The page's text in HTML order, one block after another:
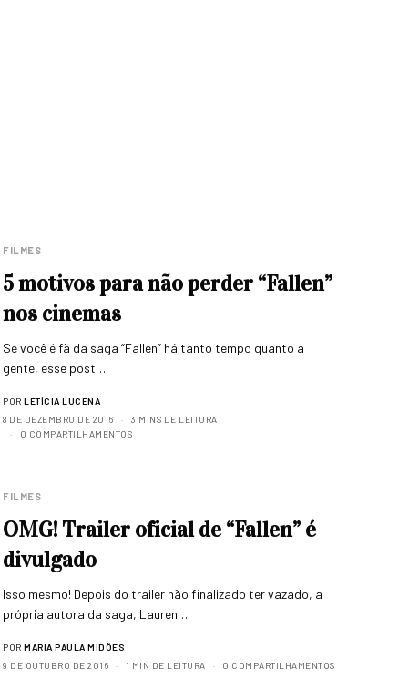
FILMES
5 motivos para não perder “Fallen”
nos cinemas
Se você é fã da saga “Fallen” há tanto tempo quanto a
gente, esse post…
POR LETÍCIA LUCENA
8 DE DEZEMBRO DE 2016
3 MINS DE LEITURA
0 COMPARTILHAMENTOS
FILMES
OMG! Trailer oficial de “Fallen” é
divulgado
Isso mesmo! Depois do trailer não finalizado ter vazado, a
própria autora da saga, Lauren…
POR MARIA PAULA MIDÕES
9 DE OUTUBRO DE 2016
1 MIN DE LEITURA 0 COMPARTILHAMENTOS